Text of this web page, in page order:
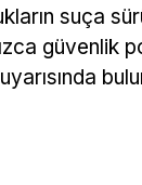
suça
güvenlik